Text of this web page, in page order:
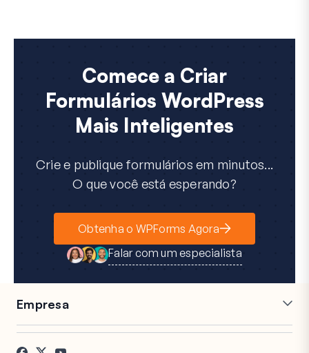
Comece a Criar
Formulários WordPress
Mais Inteligentes
Crie e publique formulários em minutos...
O que você está esperando?
Obtenha o WPForms Agora
Falar com um especialista
Empresa
Carreiras
Depoimentos
Afiliados